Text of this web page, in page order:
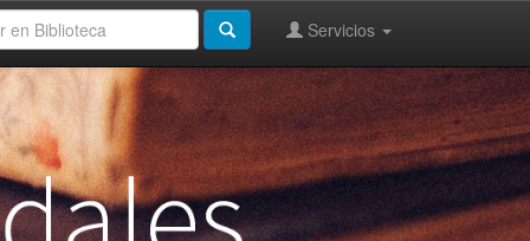
Servicios